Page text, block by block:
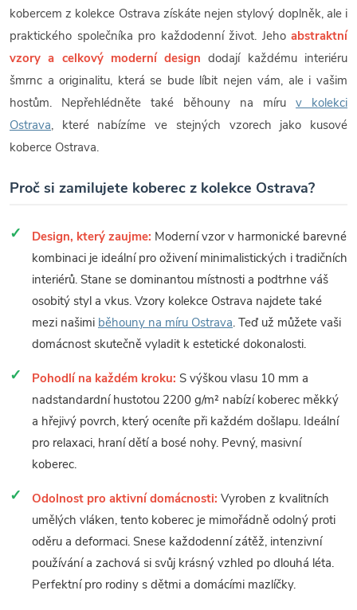
kobercem z kolekce Ostrava získáte nejen stylový doplněk, ale i
praktického společníka pro každodenní život. Jeho abstraktní
vzory a celkový moderní design dodají každému interiéru
šmrnc a originalitu, která se bude líbit nejen vám, ale i vašim
hostům. Nepřehlédněte také běhouny na míru v kolekci
Ostrava, které nabízíme ve stejných vzorech jako kusové
koberce Ostrava.
Proč si zamilujete koberec z kolekce Ostrava?
Design, který zaujme: Moderní vzor v harmonické barevné
kombinaci je ideální pro oživení minimalistických i tradičních
interiérů. Stane se dominantou místnosti a podtrhne váš
osobitý styl a vkus. Vzory kolekce Ostrava najdete také
mezi našimi běhouny na míru Ostrava. Teď už můžete vaši
domácnost skutečně vyladit k estetické dokonalosti.
Pohodlí na každém kroku: S výškou vlasu 10 mm a
nadstandardní hustotou 2200 g/m² nabízí koberec měkký
a hřejivý povrch, který oceníte při každém došlapu. Ideální
pro relaxaci, hraní dětí a bosé nohy. Pevný, masivní
koberec.
Odolnost pro aktivní domácnosti: Vyroben z kvalitních
umělých vláken, tento koberec je mimořádně odolný proti
oděru a deformaci. Snese každodenní zátěž, intenzivní
používání a zachová si svůj krásný vzhled po dlouhá léta.
Perfektní pro rodiny s dětmi a domácími mazlíčky.